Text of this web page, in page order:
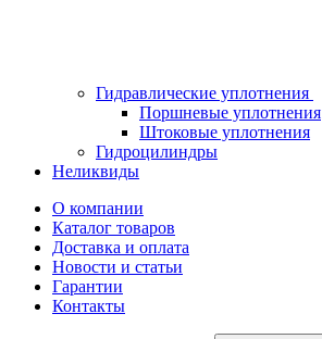
Гидравлические уплотнения
Поршневые уплотнения
Штоковые уплотнения
Гидроцилиндры
Неликвиды
О компании
Каталог товаров
Доставка и оплата
Новости и статьи
Гарантии
Контакты